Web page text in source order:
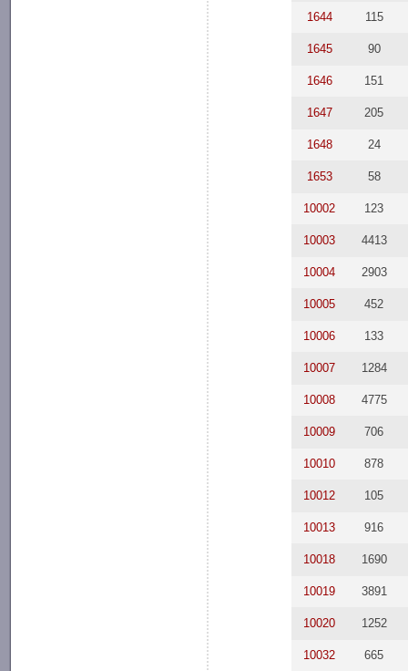
1644 115
1645 90
1646 151
1647 205
1648 24
1653 58
10002 123
10003 4413
10004 2903
10005 452
10006 133
10007 1284
10008 4775
10009 706
10010 878
10012 105
10013 916
10018 1690
10019 3891
10020 1252
10032 665